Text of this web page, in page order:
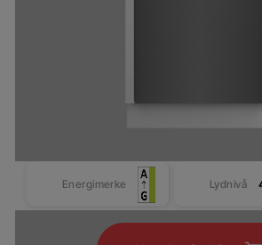
Energimerke Lydnivå